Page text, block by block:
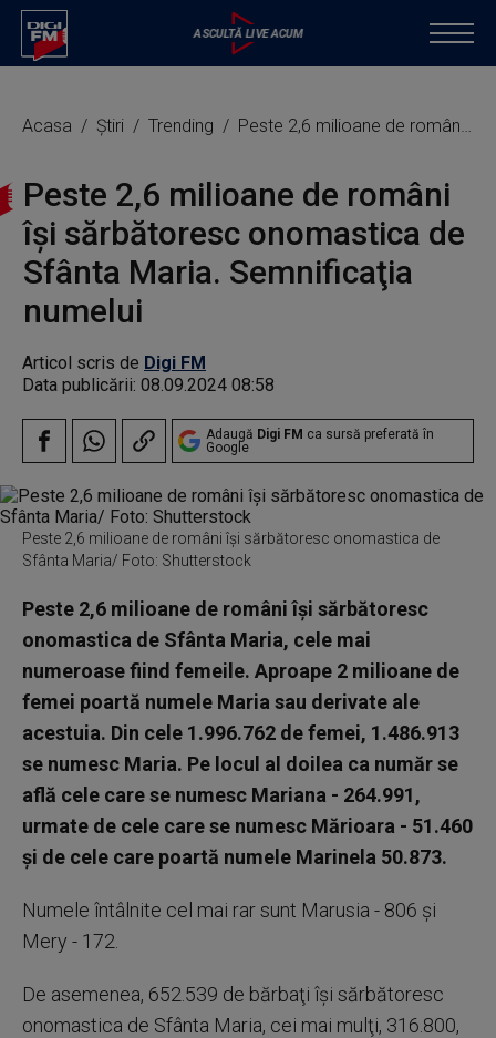
Acasa Știri Trending Peste 2,6 milioane de români îşi sărbătoresc onomastica de Sfânta Maria. Semnificaţia numelui
Peste 2,6 milioane de români
îşi sărbătoresc onomastica de
Sfânta Maria. Semnificaţia
numelui
Articol scris de Digi FM
Data publicării: 08.09.2024 08:58
Adaugă Digi FM ca sursă preferată în
Google
Peste 2,6 milioane de români îşi sărbătoresc onomastica de
Sfânta Maria/ Foto: Shutterstock
Peste 2,6 milioane de români îşi sărbătoresc
onomastica de Sfânta Maria, cele mai
numeroase fiind femeile. Aproape 2 milioane de
femei poartă numele Maria sau derivate ale
acestuia. Din cele 1.996.762 de femei, 1.486.913
se numesc Maria. Pe locul al doilea ca număr se
află cele care se numesc Mariana - 264.991,
urmate de cele care se numesc Mărioara - 51.460
şi de cele care poartă numele Marinela 50.873.
Numele întâlnite cel mai rar sunt Marusia - 806 şi
Mery - 172.
De asemenea, 652.539 de bărbaţi îşi sărbătoresc
onomastica de Sfânta Maria, cei mai mulţi, 316.800,